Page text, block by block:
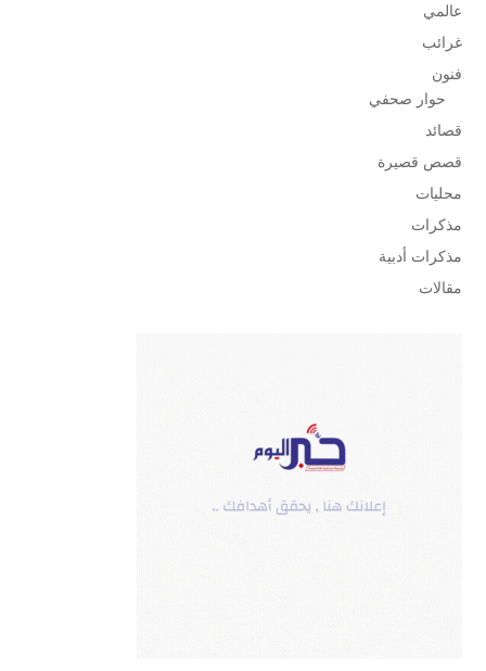
عالمي
غرائب
فنون
حوار صحفي
قصائد
قصص قصيرة
محليات
مذكرات
مذكرات أدبية
مقالات